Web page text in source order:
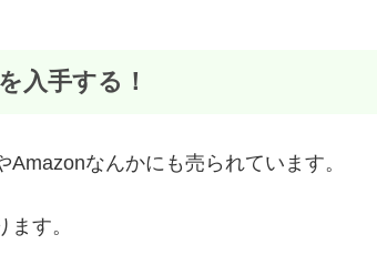
入手する！
なんかにも売られています。
す。